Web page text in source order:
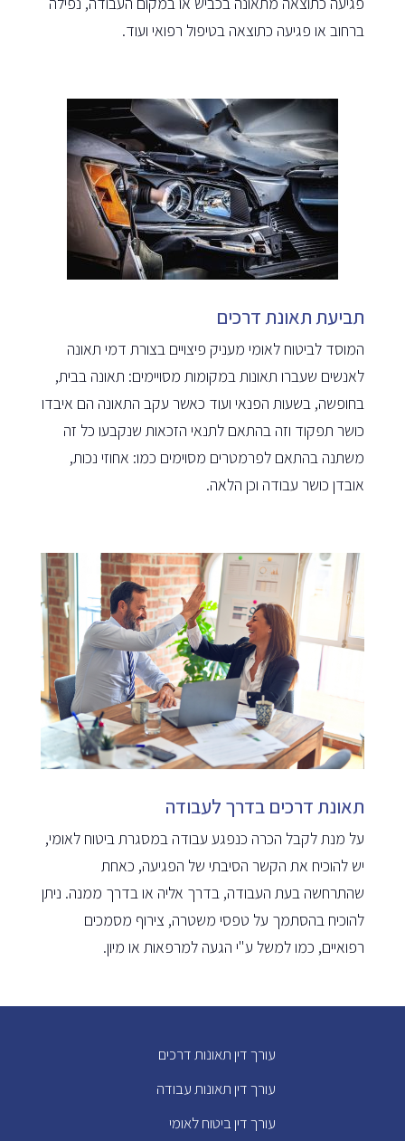
ברחוב או פגיעה כתוצאה בטיפול רפואי ועוד.
תביעת תאונת דרכים
המוסד לביטוח לאומי מעניק פיצויים בצורת דמי תאונה
לאנשים שעברו תאונות במקומות מסויימים: תאונה בבית,
בחופשה, בשעות הפנאי ועוד כאשר עקב התאונה הם איבדו
כושר תפקוד וזה בהתאם לתנאי הזכאות שנקבעו כל זה
משתנה בהתאם לפרמטרים מסוימים כמו: אחוזי נכות,
אובדן כושר עבודה וכן הלאה.
תאונת דרכים בדרך לעבודה
על מנת לקבל הכרה כנפגע עבודה במסגרת ביטוח לאומי,
יש להוכיח את הקשר הסיבתי של הפגיעה, כאחת
שהתרחשה בעת העבודה, בדרך אליה או בדרך ממנה. ניתן
להוכיח בהסתמך על טפסי משטרה, צירוף מסמכים
רפואיים, כמו למשל ע"י הגעה למרפאות או מיון.
עורך דין תאונות דרכים
עורך דין תאונות עבודה
עורך דין ביטוח לאומי